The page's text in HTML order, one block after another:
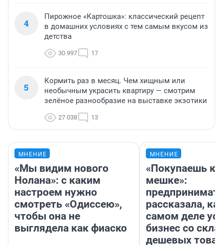
4
Пирожное «Картошка»: классический рецепт
в домашних условиях с тем самым вкусом из
детства
30 997 17
5
Кормить раз в месяц. Чем хищным или
необычным украсить квартиру — смотрим
зелёное разнообразие на выставке экзотики
27 038 13
МНЕНИЕ
«Мы видим нового
Нолана»: с каким
настроем нужно
смотреть «Одиссею»,
чтобы она не
выглядела как фиаско
МНЕНИЕ
«Покупаешь
мешке»:
рассказала,
самом деле
бизнес со
дешевых